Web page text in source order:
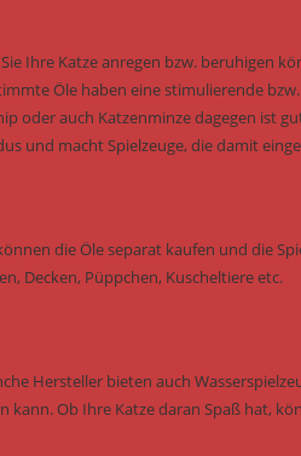
Ihre Katze anregen bzw. beruhigen
Öle haben eine stimulierende
oder auch Katzenminze dagegen ist
und macht Spielzeuge, die damit
die Öle separat kaufen und die
Decken, Püppchen, Kuscheltiere etc.
Hersteller bieten auch
kann. Ob Ihre Katze daran Spaß hat,